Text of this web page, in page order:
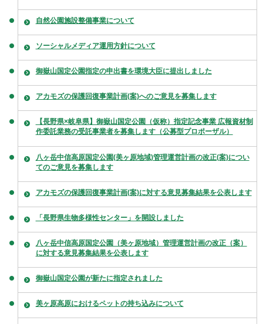
自然公園施設整備事業について
ソーシャルメディア運用方針について
御嶽山国定公園指定の申出書を環境大臣に提出しました
アカモズの保護回復事業計画(案)へのご意見を募集します
【長野県×岐阜県】御嶽山国定公園（仮称）指定記念事業 広報資材制
作委託業務の受託事業者を募集します（公募型プロポーザル）
八ヶ岳中信高原国定公園(美ヶ原地域)管理運営計画の改正(案)につい
てのご意見を募集します
アカモズの保護回復事業計画(案)に対する意見募集結果を公表します
「長野県生物多様性センター」を開設しました
八ヶ岳中信高原国定公園（美ヶ原地域）管理運営計画の改正（案）
に対する意見募集結果を公表します
御嶽山国定公園が新たに指定されました
美ヶ原高原におけるペットの持ち込みについて